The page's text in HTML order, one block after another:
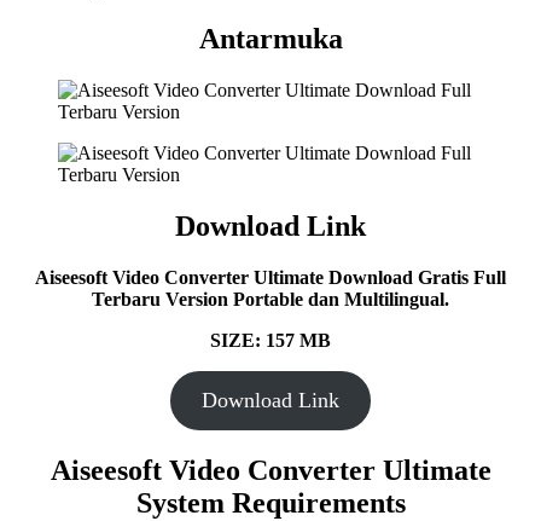
Antarmuka
Download Link
Aiseesoft Video Converter Ultimate Download Gratis Full
Terbaru Version Portable dan Multilingual.
SIZE: 157 MB
Download Link
Aiseesoft Video Converter Ultimate
System Requirements